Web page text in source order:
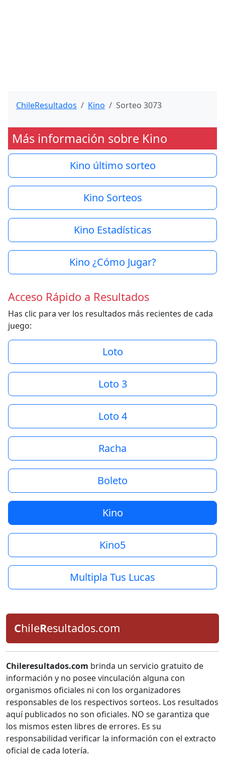
ChileResultados Kino Sorteo 3073
Más información sobre Kino
Kino último sorteo
Kino Sorteos
Kino Estadísticas
Kino ¿Cómo Jugar?
Acceso Rápido a Resultados
Has clic para ver los resultados más recientes de cada
juego:
Loto
Loto 3
Loto 4
Racha
Boleto
Kino
Kino5
Multipla Tus Lucas
ChileResultados.com
Chileresultados.com brinda un servicio gratuito de
información y no posee vinculación alguna con
organismos oficiales ni con los organizadores
responsables de los respectivos sorteos. Los resultados
aquí publicados no son oficiales. NO se garantiza que
los mismos esten libres de errores. Es su
responsabilidad verificar la información con el extracto
oficial de cada lotería.